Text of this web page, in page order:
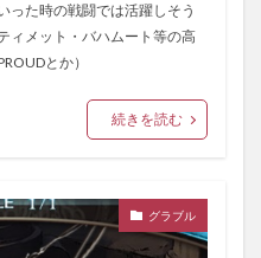
った時の戦闘では活躍しそう
ィメット・バハムート等の高
とか）
続きを読む
グラブル